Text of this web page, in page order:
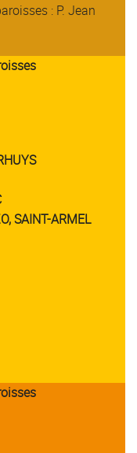
: P. Jean
SAINT-ARMEL